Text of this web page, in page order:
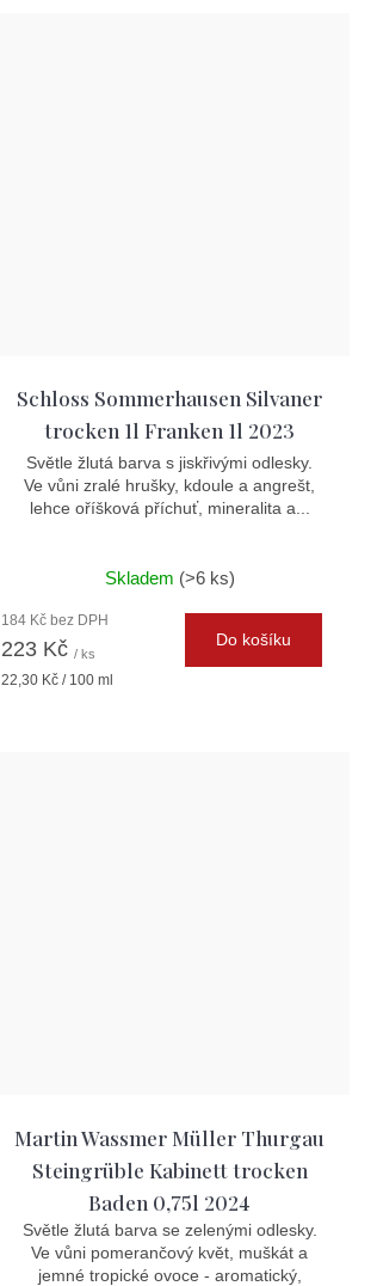
Schloss Sommerhausen Silvaner
trocken 1l Franken 1l 2023
Světle žlutá barva s jiskřivými odlesky.
Ve vůni zralé hrušky, kdoule a angrešt,
lehce oříšková příchuť, mineralita a...
Skladem (>6 ks)
184 Kč bez DPH
223 Kč/ ks
Měrná
22,30 Kč / 100 ml
Do košíku
Martin Wassmer Müller Thurgau
Steingrüble Kabinett trocken
Baden 0,75l 2024
Světle žlutá barva se zelenými odlesky.
Ve vůni pomerančový květ, muškát a
jemné tropické ovoce - aromatický,